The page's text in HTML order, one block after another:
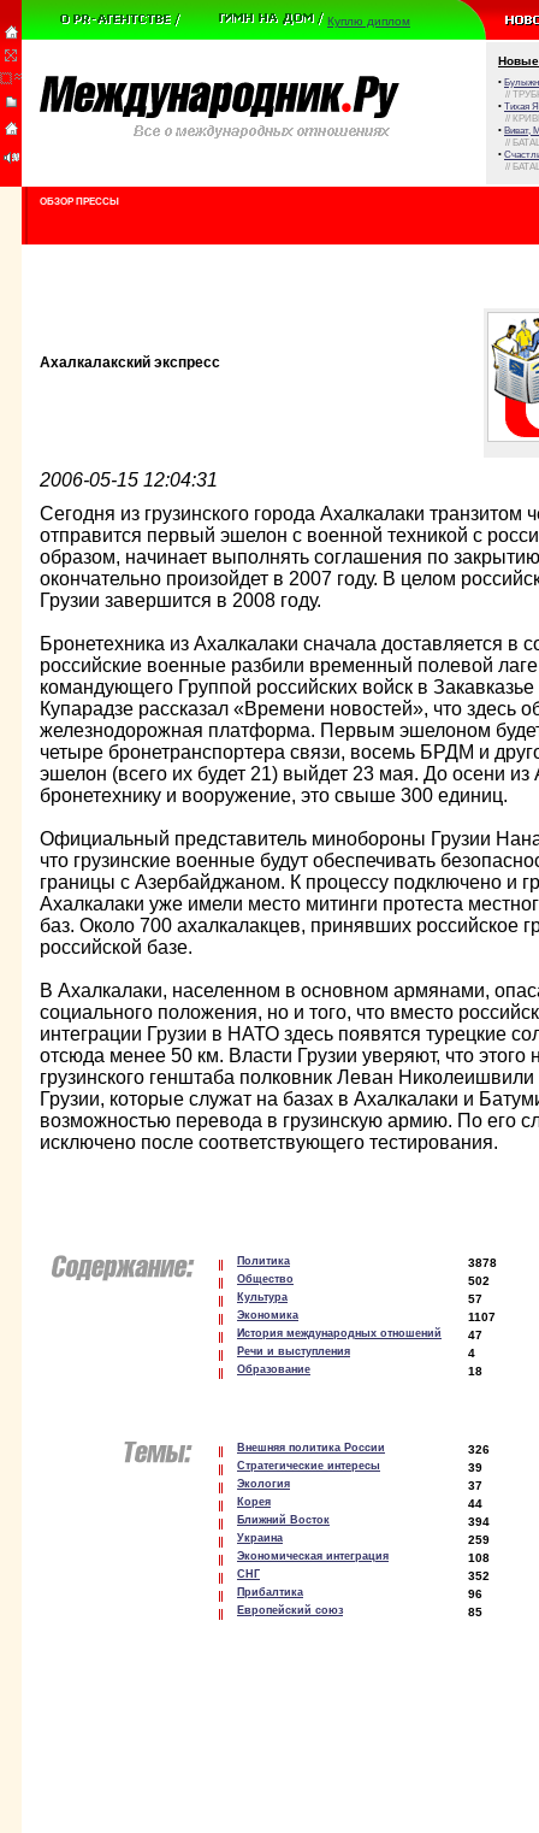
Куплю диплом
Новые
•
//
• Тихая
//
• Виват,
//
•
//
ОБЗОР ПРЕССЫ
Ахалкалакский экспресс
2006-05-15 12:04:31
Сегодня из грузинского города Ахалкалаки
отправится первый эшелон с военной техникой с
образом, начинает выполнять соглашения по
окончательно произойдет в 2007 году. В целом
Грузии завершится в 2008 году.
Бронетехника из Ахалкалаки сначала доставляется в
российские военные разбили временный полевой
командующего Группой российских войск в
Купарадзе рассказал «Времени новостей», что здесь
железнодорожная платформа. Первым эшелоном
четыре бронетранспортера связи, восемь БРДМ и
эшелон (всего их будет 21) выйдет 23 мая. До осени
бронетехнику и вооружение, это свыше 300 единиц.
Официальный представитель минобороны Грузии
что грузинские военные будут обеспечивать
границы с Азербайджаном. К процессу подключено и
Ахалкалаки уже имели место митинги протеста
баз. Около 700 ахалкалакцев, принявших российское
российской базе.
В Ахалкалаки, населенном в основном армянами,
социального положения, но и того, что вместо
интеграции Грузии в НАТО здесь появятся турецкие
отсюда менее 50 км. Власти Грузии уверяют, что этого
грузинского генштаба полковник Леван
Грузии, которые служат на базах в Ахалкалаки и
возможностью перевода в грузинскую армию. По его
исключено после соответствующего тестирования.
Политика 3878
Общество 502
Культура 57
Экономика 1107
История международных отношений 47
Речи и выступления 4
Образование 18
Внешняя политика России 326
Стратегические интересы 39
Экология 37
Корея 44
Ближний Восток 394
Украина 259
Экономическая интеграция 108
СНГ 352
Прибалтика 96
Европейский союз 85